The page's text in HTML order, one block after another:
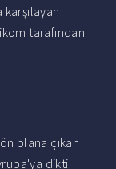
karşılayan
tarafından
plana çıkan
dikti.